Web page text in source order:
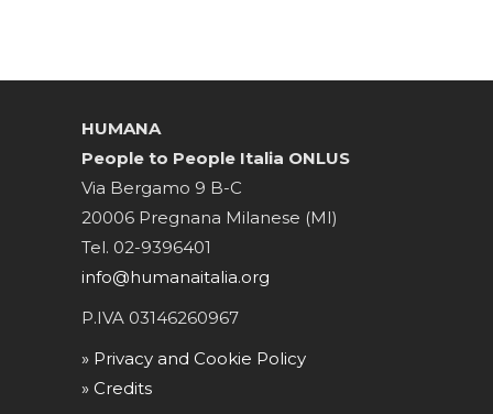
HUMANA
People to People Italia ONLUS
Via Bergamo 9 B-C
20006 Pregnana Milanese (MI)
Tel. 02-9396401
info@humanaitalia.org
P.IVA 03146260967
» Privacy and Cookie Policy
» Credits